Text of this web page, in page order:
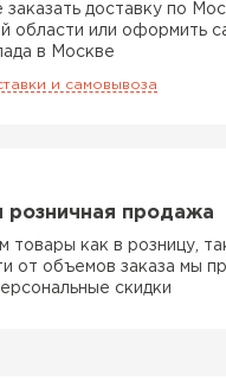
доставку по
области или оформить
в Москве
и самовывоза
розничная продажа
товары как в розницу,
от объемов заказа мы
скидки